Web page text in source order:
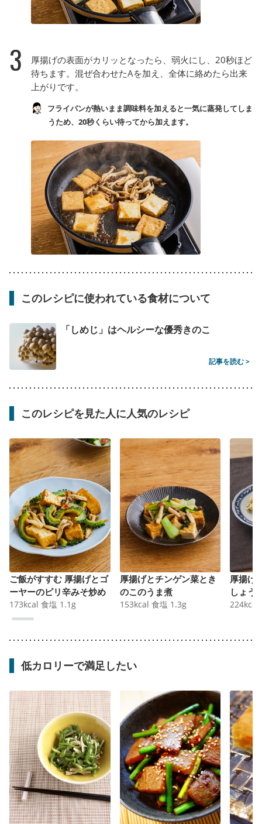
3
厚揚げの表面がカリッとなったら、弱火にし、20秒ほど
待ちます。混ぜ合わせたAを加え、全体に絡めたら出来
上がりです。
フライパンが熱いまま調味料を加えると一気に蒸発してしま
うため、20秒くらい待ってから加えます。
このレシピに使われている食材について
「しめじ」はヘルシーな優秀きのこ
記事を読む >
このレシピを見た人に人気のレシピ
ご飯がすすむ 厚揚げとゴ
ーヤーのピリ辛みそ炒め
173kcal 食塩 1.1 g
厚揚げとチンゲン菜とき
のこのうま煮
153kcal 食塩 1.3g
厚揚げ
しょう
224kcal
低カロリーで満足したい